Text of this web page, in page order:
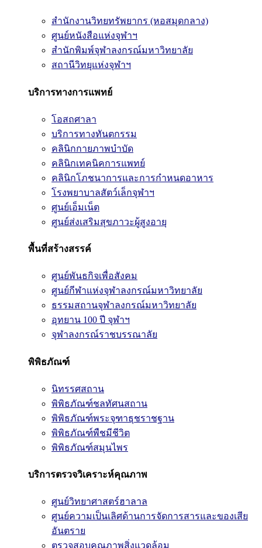
สำนักงานวิทยทรัพยากร (หอสมุดกลาง)
ศูนย์หนังสือแห่งจุฬาฯ
สำนักพิมพ์จุฬาลงกรณ์มหาวิทยาลัย
สถานีวิทยุแห่งจุฬาฯ
บริการทางการแพทย์
โอสถศาลา
บริการทางทันตกรรม
คลินิกกายภาพบำบัด
คลินิกเทคนิคการแพทย์
คลินิกโภชนาการและการกำหนดอาหาร
โรงพยาบาลสัตว์เล็กจุฬาฯ
ศูนย์เอ็มเน็ต
ศูนย์ส่งเสริมสุขภาวะผู้สูงอายุ
พื้นที่สร้างสรรค์
ศูนย์พันธกิจเพื่อสังคม
ศูนย์กีฬาแห่งจุฬาลงกรณ์มหาวิทยาลัย
ธรรมสถานจุฬาลงกรณ์มหาวิทยาลัย
อุทยาน 100 ปี จุฬาฯ
จุฬาลงกรณ์ราชบรรณาลัย
พิพิธภัณฑ์
นิทรรศสถาน
พิพิธภัณฑ์ชลทัศนสถาน
พิพิธภัณฑ์พระจุฑาธุชราชฐาน
พิพิธภัณฑ์พืชมีชีวิต
พิพิธภัณฑ์สมุนไพร
บริการตรวจวิเคราะห์คุณภาพ
ศูนย์วิทยาศาสตร์ฮาลาล
ศูนย์ความเป็นเลิศด้านการจัดการสารและของเสีย
อันตราย
ตรวจสอบคุณภาพสิ่งแวดล้อม